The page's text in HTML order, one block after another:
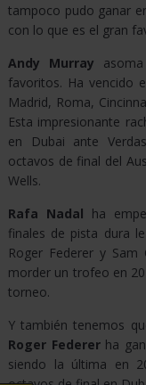
DEPORTES
DEPORTES
BALONCESTO
BOXEO
CARRERA
DE
CABALLOS
tampoco pudo ganar
con lo que es el gran
Andy Murray
favoritos. Ha vencido
Madrid, Roma,
Esta impresionante
en Dubai ante
octavos de final del
Wells.
Rafa Nadal ha
finales de pista dura
Roger Federer y
morder un trofeo en
torneo.
Y también tenemos
Roger Federerha
siendo la última en